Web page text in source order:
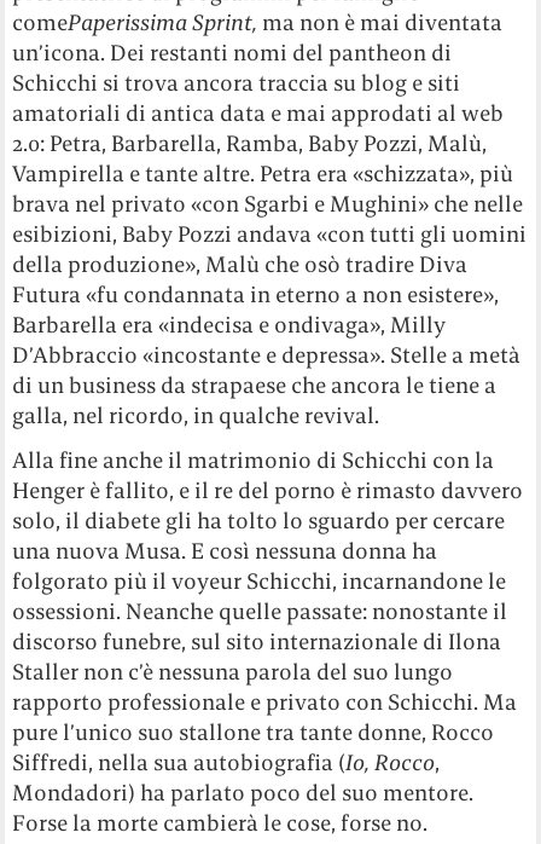
comePaperissima Sprint, ma non è mai diventata
un’icona. Dei restanti nomi del pantheon di
Schicchi si trova ancora traccia su blog e siti
amatoriali di antica data e mai approdati al web
2.0: Petra, Barbarella, Ramba, Baby Pozzi, Malù,
Vampirella e tante altre. Petra era «schizzata», più
brava nel privato «con Sgarbi e Mughini» che nelle
esibizioni, Baby Pozzi andava «con tutti gli uomini
della produzione», Malù che osò tradire Diva
Futura «fu condannata in eterno a non esistere»,
Barbarella era «indecisa e ondivaga», Milly
D’Abbraccio «incostante e depressa». Stelle a metà
di un business da strapaese che ancora le tiene a
galla, nel ricordo, in qualche revival.
Alla fine anche il matrimonio di Schicchi con la
Henger è fallito, e il re del porno è rimasto davvero
solo, il diabete gli ha tolto lo sguardo per cercare
una nuova Musa. E così nessuna donna ha
folgorato più il voyeur Schicchi, incarnandone le
ossessioni. Neanche quelle passate: nonostante il
discorso funebre, sul sito internazionale di Ilona
Staller non c’è nessuna parola del suo lungo
rapporto professionale e privato con Schicchi. Ma
pure l’unico suo stallone tra tante donne, Rocco
Siffredi, nella sua autobiografia (Io, Rocco,
Mondadori) ha parlato poco del suo mentore.
Forse la morte cambierà le cose, forse no.